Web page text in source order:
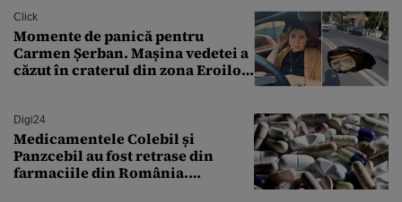
Click
Momente de panică pentru
Carmen Șerban. Mașina vedetei a
căzut în craterul din zona Eroilor:
Digi24
Medicamentele Colebil și
Panzcebil au fost retrase din
farmaciile din România.